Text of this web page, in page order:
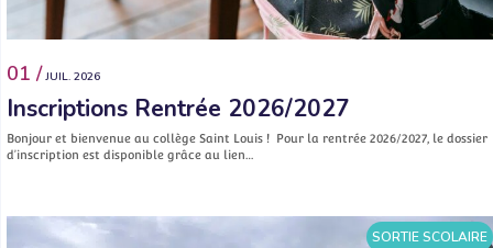
01 / JUIL. 2026
Inscriptions Rentrée 2026/2027
Bonjour et bienvenue au collège Saint Louis ! Pour la rentrée 2026/2027, le dossier
d’inscription est disponible grâce au lien…
SORTIE SCOLAIRE